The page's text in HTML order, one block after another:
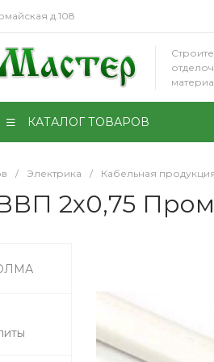
д.108
КАТАЛОГ ТОВАРОВ
/ Электрика / Кабельная
2х0,75